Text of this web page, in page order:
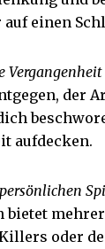
auf einen
Vergangenheit
der
aufdecken.
bietet
oder